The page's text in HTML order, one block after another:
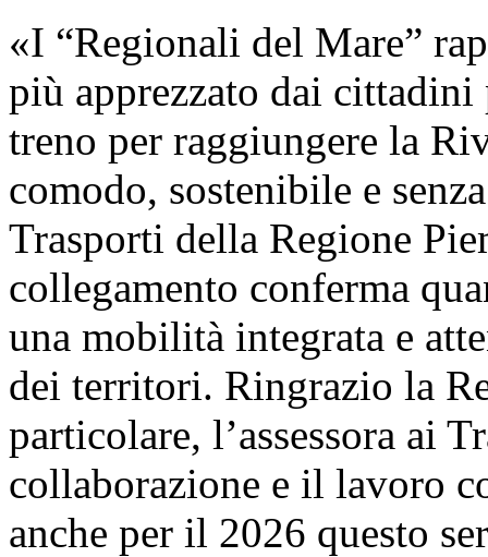
«I “Regionali del Mare”
più apprezzato dai
treno per raggiungere la
comodo, sostenibile e
Trasporti della Regione
collegamento conferma
una mobilità integrata e
dei territori. Ringrazio la
particolare, l’assessora ai
collaborazione e il lavoro
anche per il 2026 questo